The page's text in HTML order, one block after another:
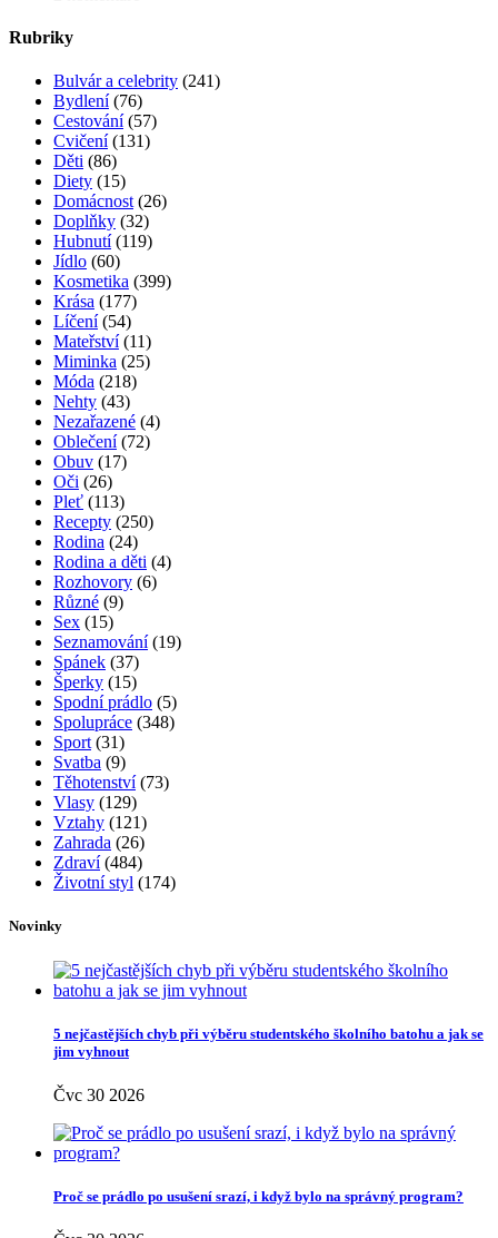
Trápí vás suchý kašel? Známe zaručený recept!
3 komentáře
Trénink pro pevné poprsí
2 komentáře
Jak vybrat správný parfém? Poradíme vám!
2 komentáře
Angínu můžete překonat i bez antibiotik
2 komentáře
Rubriky
Bulvár a celebrity
Bydlení(76)
Cestování(57)
Cvičení (131)
Děti(86)
Diety(15)
Domácnost (26)
Doplňky(32)
Hubnutí(119)
Jídlo(60)
Kosmetika(399)
Krása(177)
Líčení(54)
Mateřství(11)
Miminka(25)
Nehty
Oblečení(72)
Obuv(17)
Pleť(113)
Recepty(250)
Rodina a děti
Různé(9)
Sex(15)
Seznamování
Spánek
(37)
Šperky(15)
Spodní prádlo